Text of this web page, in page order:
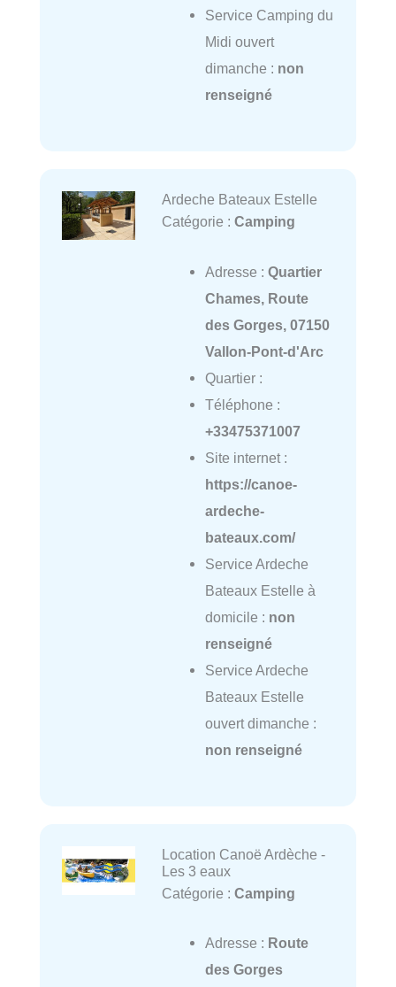
Service Camping du
Midi ouvert
dimanche : non
renseigné
Ardeche Bateaux Estelle
Catégorie : Camping
Adresse : Quartier
Chames, Route
des Gorges, 07150
Vallon-Pont-d'Arc
Quartier :
Téléphone :
+33475371007
Site internet :
https://canoe-
ardeche-
bateaux.com/
Service Ardeche
Bateaux Estelle à
domicile : non
renseigné
Service Ardeche
Bateaux Estelle
ouvert dimanche :
non renseigné
Location Canoë Ardèche -
Les 3 eaux
Catégorie : Camping
Adresse : Route
des Gorges